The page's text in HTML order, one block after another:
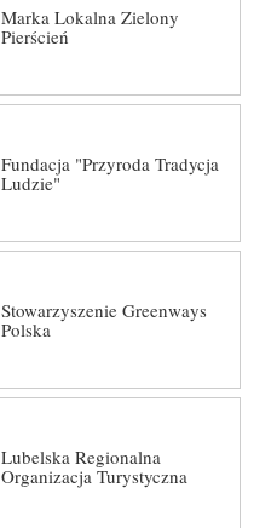
Marka Lokalna Zielony
Pierścień
Fundacja "Przyroda Tradycja
Ludzie"
Stowarzyszenie Greenways
Polska
Lubelska Regionalna
Organizacja Turystyczna